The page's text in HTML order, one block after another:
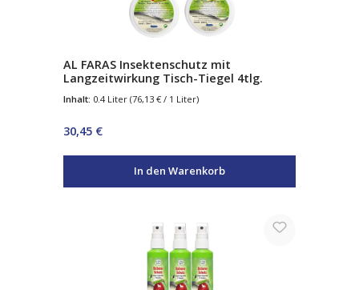
AL FARAS Insektenschutz mit
Langzeitwirkung Tisch-Tiegel 4tlg.
Inhalt: 0.4 Liter (76,13 € / 1 Liter)
Regulärer Preis:
30,45 €
In den Warenkorb